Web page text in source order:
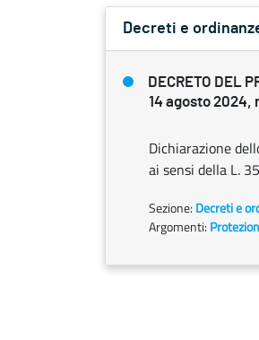
Decreti e
DECRETO DEL
14 agosto 2024,
Dichiarazione
ai sensi della L.
Sezione: Decreti e
Argomenti: